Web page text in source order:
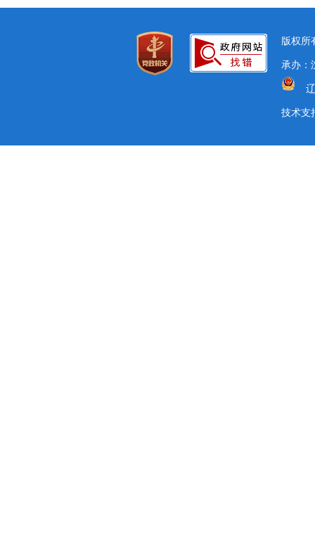
版权所
承办：
技术支